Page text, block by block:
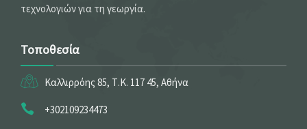
τεχνολογιών για τη γεωργία.
Τοποθεσία
Καλλιρρόης 85, Τ.Κ. 117 45, Αθήνα
+302109234473